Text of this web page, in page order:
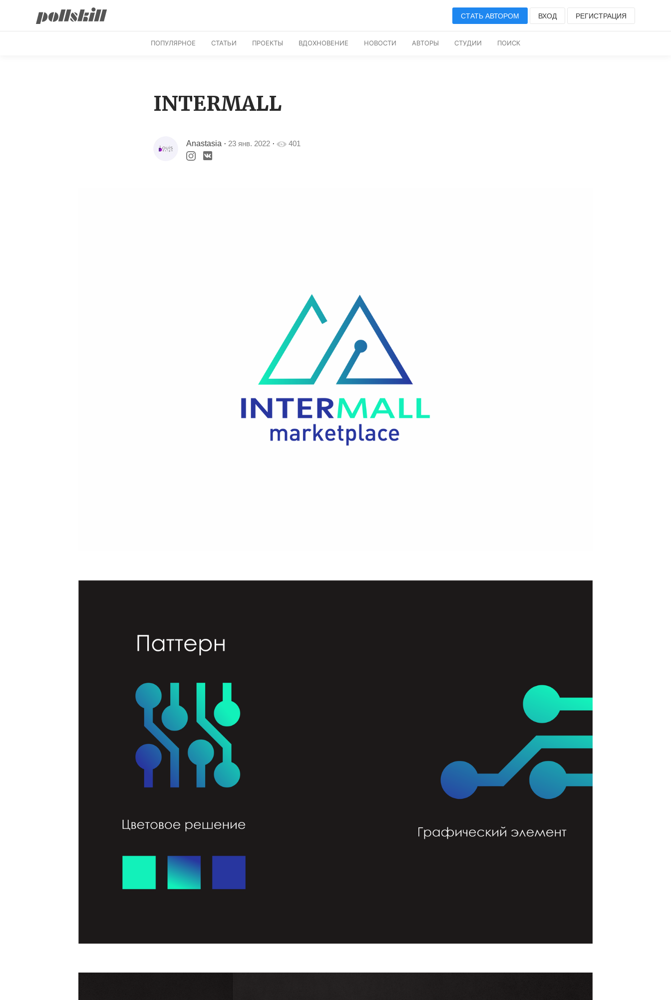
СТАТЬ АВТОРОМ ВХОД РЕГИСТРАЦИЯ
ПОПУЛЯРНОЕ СТАТЬИ ПРОЕКТЫ ВДОХНОВЕНИЕ НОВОСТИ АВТОРЫ СТУДИИ ПОИСК
INTERMALL
Anastasia · 23 янв. 2022· 401